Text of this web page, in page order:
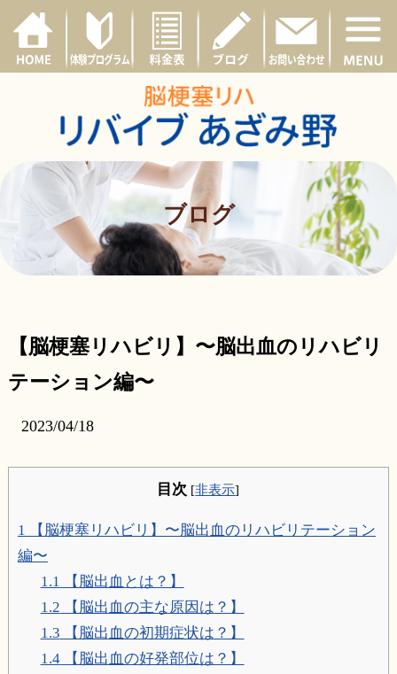
ブログ
【脳梗塞リハビリ】〜脳出血のリハビリ
テーション編〜
2023/04/18
目次 [非表示]
1 【脳梗塞リハビリ】〜脳出血のリハビリテーション
編〜
1.1 【脳出血とは？】
1.2 【脳出血の主な原因は？】
1.3 【脳出血の初期症状は？】
1.4【脳出血の好発部位は？】